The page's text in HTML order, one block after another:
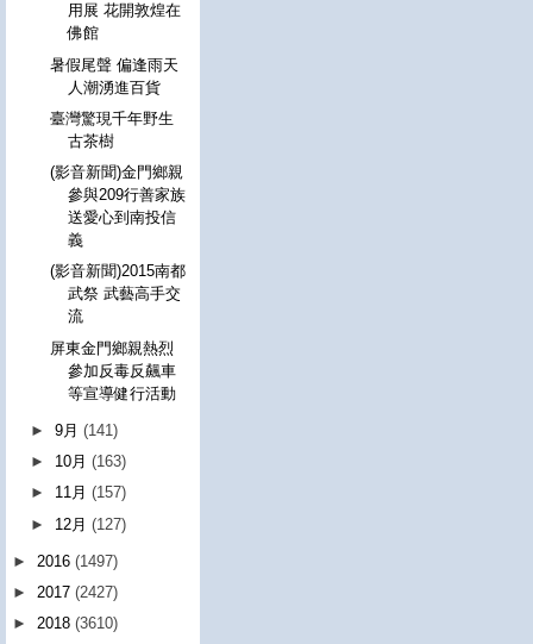
用展 花開敦煌在
佛館
暑假尾聲 偏逢雨天
人潮湧進百貨
臺灣驚現千年野生
古茶樹
(影音新聞)金門鄉親
參與209行善家族
送愛心到南投信
義
(影音新聞)2015南都
武祭 武藝高手交
流
屏東金門鄉親熱烈
參加反毒反飆車
等宣導健行活動
►9月(141)
► 10月(163)
► 11月(157)
► 12月(127)
► 2016 (1497)
► 2017 (2427)
► 2018 (3610)